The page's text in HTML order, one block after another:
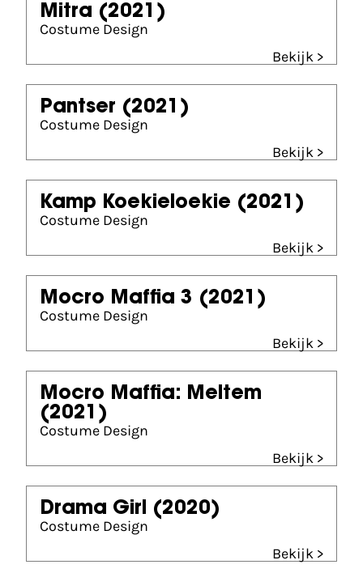
Mitra (2021)
Costume Design
Bekijk >
Pantser (2021)
Costume Design
Bekijk >
Kamp Koekieloekie (2021)
Costume Design
Bekijk >
Mocro Maffia 3 (2021)
Costume Design
Bekijk >
Mocro Maffia: Meltem
(2021)
Costume Design
Bekijk >
Drama Girl (2020)
Costume Design
Bekijk >